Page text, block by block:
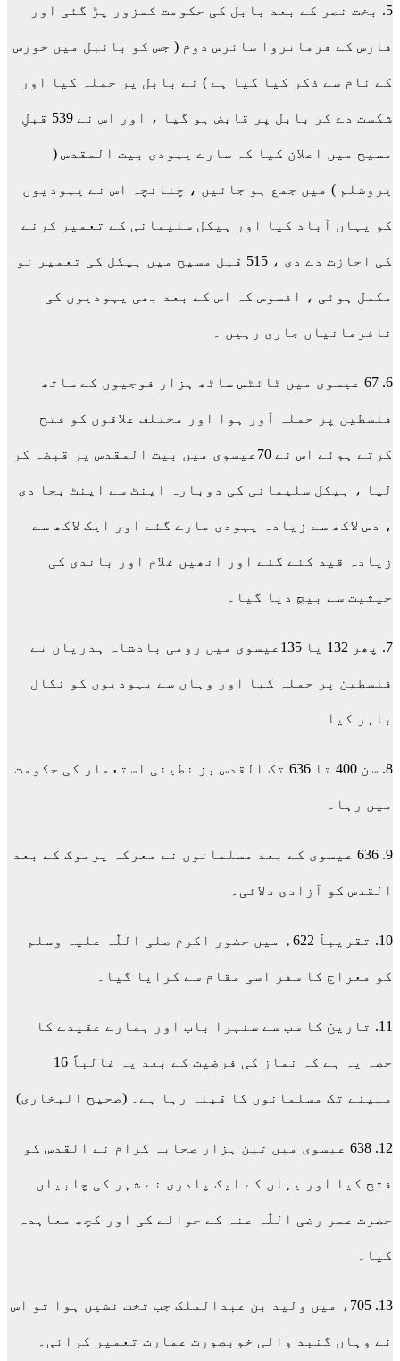
5. بخت نصر کے بعد بابل کی حکومت کمزور پڑ گئی اور
فارس کے فرمانروا سائرس دوم ( جس کو بائبل میں خورس
کے نام سے ذکر کیا گیا ہے ) نے بابل پر حملہ کیا اور
شکست دے کر بابل پر قابض ہو گیا ، اور اس نے 539 قبلِ
مسیح میں اعلان کیا کہ سارے یہودی بیت المقدس (
یروشلم ) میں جمع ہو جائیں ، چنانچہ اس نے یہودیوں
کو یہاں آباد کیا اور ہیکل سلیمانی کے تعمیر کرنے
کی اجازت دے دی ، 515 قبل مسیح میں ہیکل کی تعمیر نو
مکمل ہوئی ، افسوس کہ اس کے بعد بھی یہودیوں کی
نافرمانیاں جاری رہیں ۔
6. 67 عیسوی میں ٹائٹس ساٹھ ہزار فوجیوں کے ساتھ
فلسطین پر حملہ آور ہوا اور مختلف علاقوں کو فتح
کرتے ہوئے اس نے 70عیسوی میں بیت المقدس پر قبضہ کر
لیا ، ہیکل سلیمانی کی دوبارہ اینٹ سے اینٹ بجا دی
، دس لاکھ سے زیادہ یہودی مارے گئے اور ایک لاکھ سے
زیادہ قید کئے گئے اور انھیں غلام اور باندی کی
حیثیت سے بیچ دیا گیا۔
7. پھر 132 یا 135عیسوی میں رومی بادشاہ ہدریان نے
فلسطین پر حملہ کیا اور وہاں سے یہودیوں کو نکال
باہر کیا۔
8. سن 400 تا 636 تک القدس بز نطینی استعمار کی حکومت
میں رہا۔
9. 636 عیسوی کے بعد مسلمانوں نے معرکہ یرموک کے بعد
القدس کو آزادی دلائی۔
10. تقریباً 622ء میں حضور اکرم صلی اللّٰہ علیہ وسلم
کو معراج کا سفر اسی مقام سے کرایا گیا۔
11. تاریخ کا سب سے سنہرا باب اور ہمارے عقیدے کا
حصہ یہ ہے کہ نماز کی فرضیت کے بعد یہ غالباً 16
مہینے تک مسلمانوں کا قبلہ رہا ہے۔ (صحیح البخاری)
12. 638 عیسوی میں تین ہزار صحابہ کرام نے القدس کو
فتح کیا اور یہاں کے ایک پادری نے شہر کی چابیاں
حضرت عمر رضی اللّٰہ عنہ کے حوالے کی اور کچھ معاہدہ
کیا۔
13. 705ء میں ولید بن عبدالملک جب تخت نشیں ہوا تو اس
نے وہاں گنبد والی خوبصورت عمارت تعمیر کرائی۔